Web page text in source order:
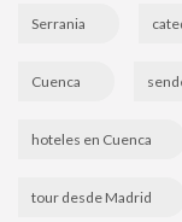
Serrania
Cuenca
hoteles en Cuenca
tour desde Madrid